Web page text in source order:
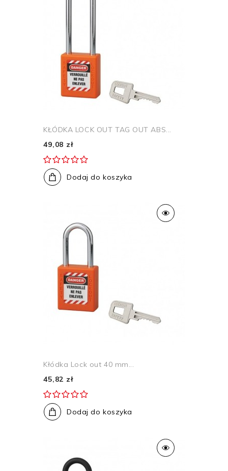
KŁÓDKA LOCK OUT TAG OUT ABS...
49,08 zł
Dodaj do koszyka
Kłódka Lock out 40 mm...
45,82 zł
Dodaj do koszyka